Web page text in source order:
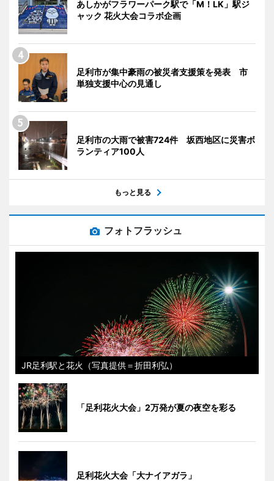
あしかがフラワーパーク駅で「M！LK」駅ジ
ャック 花火大会コラボ企画
足利市が集中豪雨の被災者支援策を発表 市
単独支援中心の見通し
足利市の大雨で被害724件 坂西地区に災害ボ
ランティア100人
もっと見る
フォトフラッシュ
JR足利駅と花火（写真提供＝折田利弘）
「足利花火大会」2万発が夏の夜空を彩る
足利花火大会「大ナイアガラ」